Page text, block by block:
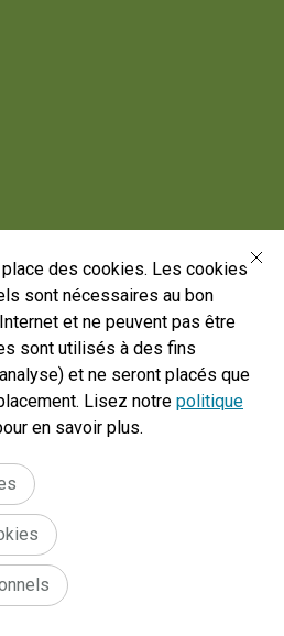
des cookies. Les cookies
sont nécessaires au bon
et ne peuvent pas être
sont utilisés à des fins
et ne seront placés que
Lisez notre politique
en savoir plus.
Europe